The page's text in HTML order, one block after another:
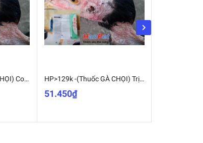
HP>129k-(Thuốc GÀ CHỌI) Combo Trị nấm gà, mốc gà chọi, thuốc lác gà đá UỐNG + BÔI - MADEIN THAILAND (Hanpet moc TONG HOP)-HP10428TC HP>129k -(Thuốc GÀ CHỌI) Trị nấm gà, mốc gà chọi, thuốc lác gà đá ALBER-T dạng tuyp bôi 10gr MADEIN THAILAND (Hanpet moc boi-HP10440TC
51.450₫